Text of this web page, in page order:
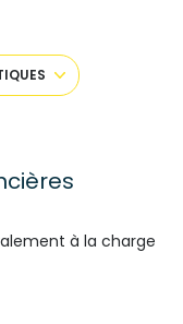
à la charge